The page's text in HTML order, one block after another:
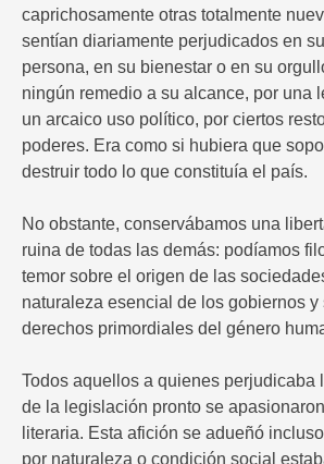
caprichosamente otras totalmente
sentían diariamente perjudicados en
persona, en su bienestar o en su
ningún remedio a su alcance, por una
un arcaico uso político, por ciertos
poderes. Era como si hubiera que
destruir todo lo que constituía el país.
No obstante, conservábamos una
ruina de todas las demás: podíamos
temor sobre el origen de las
naturaleza esencial de los gobiernos y
derechos primordiales del género
Todos aquellos a quienes perjudicaba
de la legislación pronto se
literaria. Esta afición se adueñó
por naturaleza o condición social